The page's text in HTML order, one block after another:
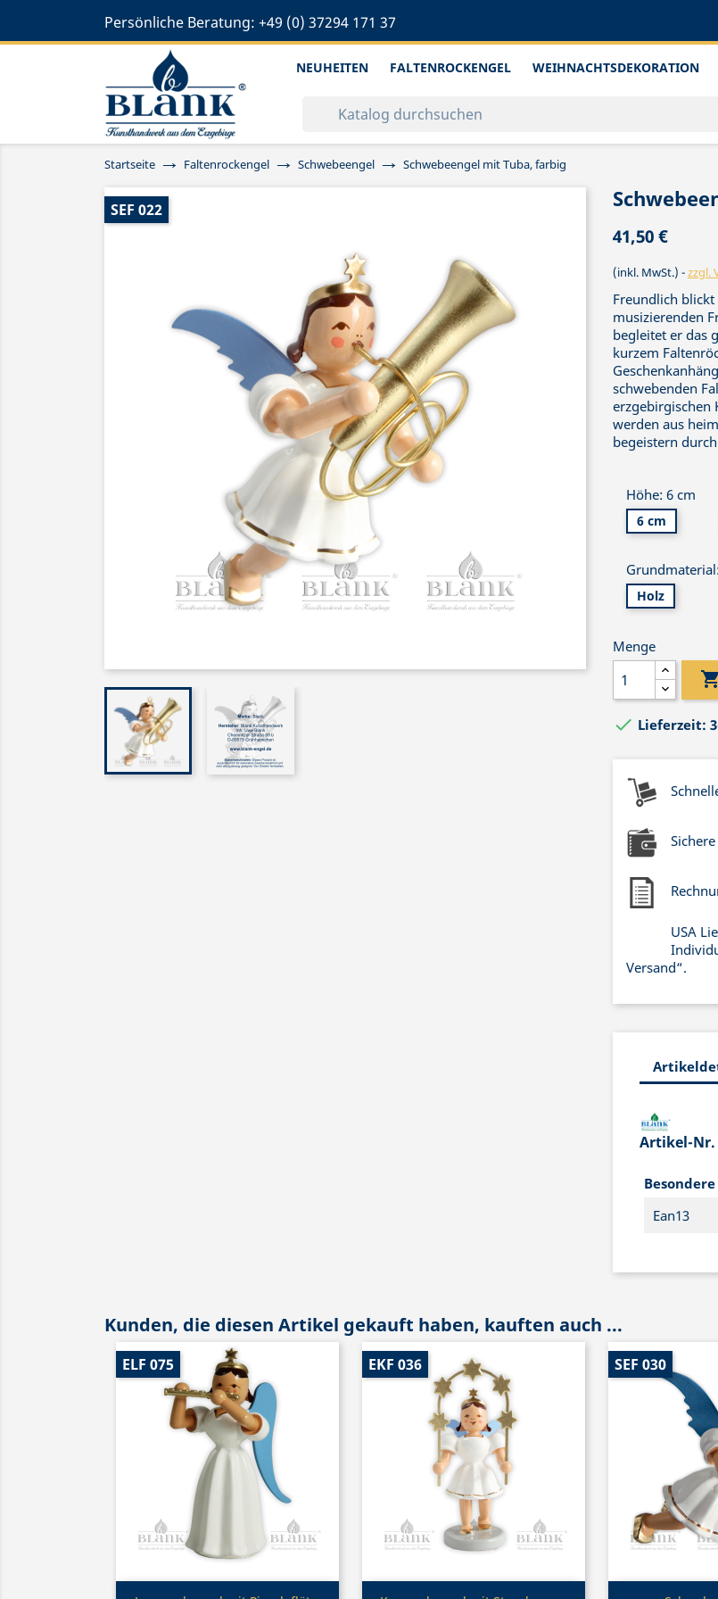
Persönliche Beratung: +49 (0) 37294 171 37
NEUHEITEN FALTENROCKENGEL WEIHNACHTSDEKORATION
Startseite Faltenrockengel Schwebeengel Schwebeengel mit Tuba, farbig
SEF 022
41,50 €
(inkl. MwSt.) zzgl.
Freundlich
musizierenden
begleitet er das
kurzem
schwebenden
erzgebirgischen
werden aus
begeistern
Höhe: 6 cm
6 cm
Holz
Menge

 Lieferzeit:
USA
Versand“.
Artikel-Nr.
Ean13
Kunden, die diesen Artikel gekauft haben, kauften auch ...
ELF 075 EKF 036 SEF 030